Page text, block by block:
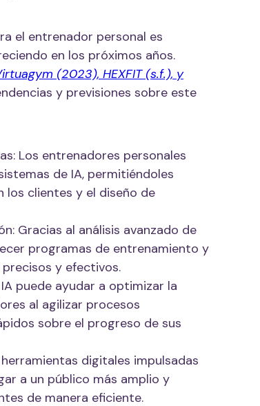
el entrenador personal es
en los próximos años.
(2023), HEXFIT (s.f.), y
y previsiones sobre este
Los entrenadores personales
de IA, permitiéndoles
los clientes y el diseño de
Gracias al análisis avanzado de
programas de entrenamiento y
y efectivos.
puede ayudar a optimizar la
al agilizar procesos
sobre el progreso de sus
digitales impulsadas
a un público más amplio y
de manera eficiente.